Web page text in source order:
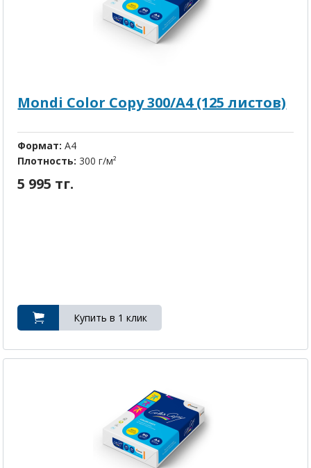
Mondi Color Copy 300/A4 (125 листов)
Формат:A4
Плотность: 300 г/м²
5 995 тг.